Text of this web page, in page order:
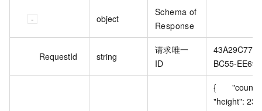
object
Schema of
Response
RequestId string
请求唯一
ID
43A29C77-
BC55-
{ 	"count": 2,
"height":